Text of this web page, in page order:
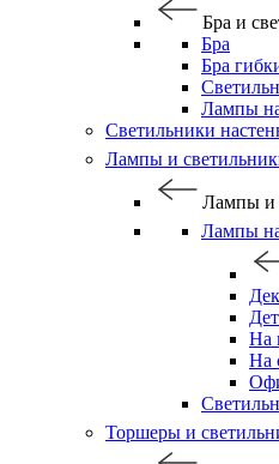
Бра и
Бра
Бра
Лампы
Светильники
Лампы и
Лампы и
Лампы
На
На
Торшеры и